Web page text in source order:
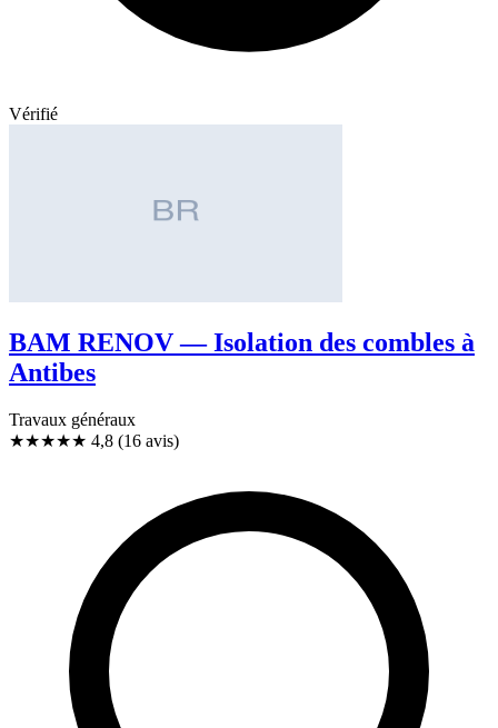
Vérifié
BAM RENOV — Isolation des combles à
Antibes
Travaux généraux
★★★★★ 4,8 (16 avis)